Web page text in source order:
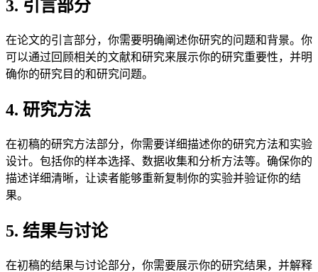
3. 引言部分
在论文的引言部分，你需要明确阐述你研究的问题和背景。你
可以通过回顾相关的文献和研究来展示你的研究重要性，并明
确你的研究目的和研究问题。
4. 研究方法
在初稿的研究方法部分，你需要详细描述你的研究方法和实验
设计。包括你的样本选择、数据收集和分析方法等。确保你的
描述详细清晰，让读者能够重新复制你的实验并验证你的结
果。
5. 结果与讨论
在初稿的结果与讨论部分，你需要展示你的研究结果，并解释